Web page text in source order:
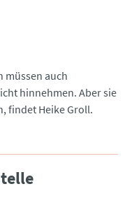
müssen auch
hinnehmen. Aber sie
findet Heike Groll.